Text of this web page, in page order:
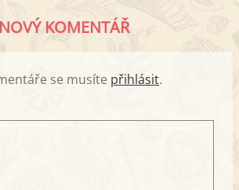
NOVÝ KOMENTÁŘ
se musíte přihlásit.